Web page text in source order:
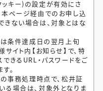
キー)の設定が有効にさ
本ページ経由でのお申し込
きない場合は、対象とはな
は条件達成日の翌月上旬
イト内【お知らせ】で、特
きるURL・パスワードをご
。
事務処理時点で、松井証
る場合は、対象外となりま